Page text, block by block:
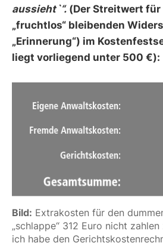
aussieht`“. (Der Streitwert für
„fruchtlos“ bleibenden
„Erinnerung“) im
liegt vorliegend unter 500 €):
Bild: Extrakosten für den
„schlappe“ 312 Euro nicht
ich habe den